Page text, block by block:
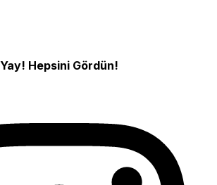
Yay! Hepsini Gördün!